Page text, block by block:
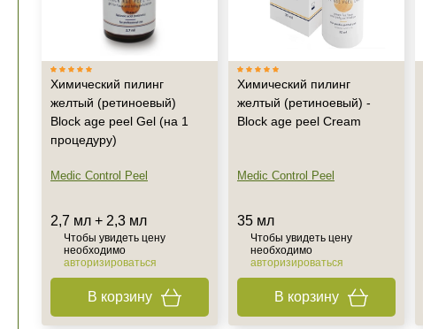
Химический пилинг
желтый (ретиноевый)
Block age peel Gel (на 1
процедуру)
Medic Control Peel
2,7 мл + 2,3 мл
Чтобы увидеть цену
необходимо
авторизироваться
В корзину
Химический пилинг
желтый (ретиноевый) -
Block age peel Cream
Medic Control Peel
35 мл
Чтобы увидеть цену
необходимо
авторизироваться
В корзину